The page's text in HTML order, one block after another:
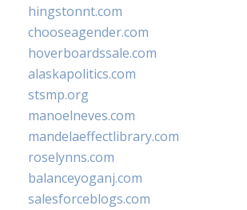
hingstonnt.com
chooseagender.com
hoverboardssale.com
alaskapolitics.com
stsmp.org
manoelneves.com
mandelaeffectlibrary.com
roselynns.com
balanceyoganj.com
salesforceblogs.com